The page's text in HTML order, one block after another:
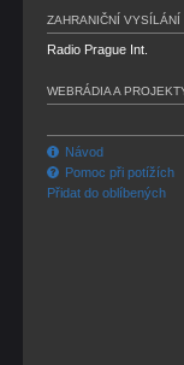
ZAHRANIČNÍ VYSÍLÁNÍ
Radio Prague Int.
WEBRÁDIA A
Návod
Pomoc při potížích
Přidat do oblíbených